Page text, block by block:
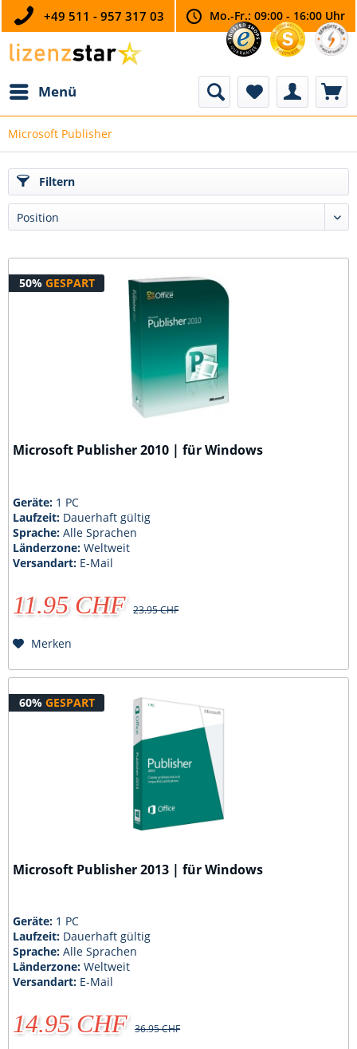
+49 511 - 957 317 03 Mo.-Fr.: 09:00 - 16:00 Uhr
Menü
Microsoft Publisher
Filtern
50% GESPART
Microsoft Publisher 2010 | für Windows
Geräte: 1 PC
Laufzeit: Dauerhaft gültig
Sprache:Alle Sprachen
Länderzone:Weltweit
Versandart: E-Mail
11.95 CHF 23.95 CHF
Merken
60% GESPART
Microsoft Publisher 2013 | für Windows
Geräte: 1 PC
Laufzeit: Dauerhaft gültig
Sprache:Alle Sprachen
Länderzone:Weltweit
Versandart: E-Mail
14.95 CHF 36.95 CHF